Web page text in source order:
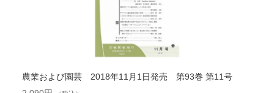
農業および園芸 2018年11月1日発売 第93巻 第11号